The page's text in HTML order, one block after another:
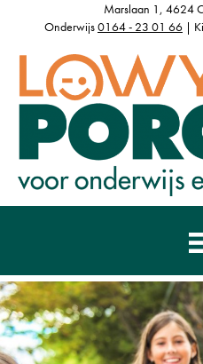
Marslaan 1, 4624
Onderwijs0164 - 23 01 66 |